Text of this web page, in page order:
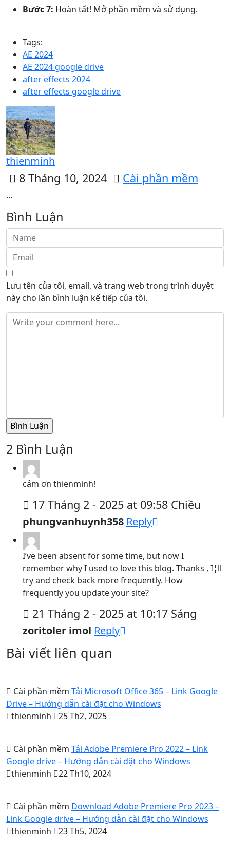
Bước 7: Hoàn tất! Mở phần mềm và sử dụng.
Tags:
AE 2024
AE 2024 google drive
after effects 2024
after effects google drive
thienminh
8 Tháng 10, 2024 Cài phần mềm
...
Bình Luận
Lưu tên của tôi, email, và trang web trong trình duyệt
này cho lần bình luận kế tiếp của tôi.
2 Bình Luận
cảm ơn thienminh!
17 Tháng 2 - 2025 at 09:58 Chiều
phungvanhuynh358 Reply
I’ve been absent for some time, but now I
remember why I used to love this blog. Thanks , I¦ll
try and check back more frequently. How
frequently you update your site?
21 Tháng 2 - 2025 at 10:17 Sáng
zoritoler imol Reply
Bài viết liên quan
Cài phần mềm Tải Microsoft Office 365 – Link Google
Drive – Hướng dẫn cài đặt cho Windows
thienminh
25 Th2, 2025
Cài phần mềm Tải Adobe Premiere Pro 2022 – Link
Google drive – Hướng dẫn cài đặt cho Windows
thienminh
22 Th10, 2024
Cài phần mềm Download Adobe Premiere Pro 2023 –
Link Google drive – Hướng dẫn cài đặt cho Windows
thienminh
23 Th5, 2024